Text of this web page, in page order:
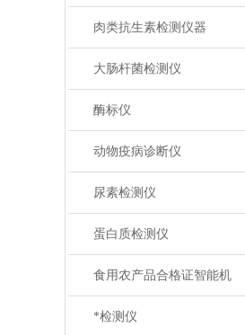
肉类抗生素检测仪器
大肠杆菌检测仪
酶标仪
动物疫病诊断仪
尿素检测仪
蛋白质检测仪
食用农产品合格证智能机
*检测仪